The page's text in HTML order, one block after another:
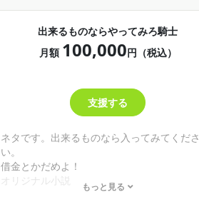
出来るものならやってみろ騎士
月額 100,000円（税込）
支援する
ネタです。出来るものなら入ってみてくださ
い。
借金とかだめよ！
オリジナル小説
オリジナルボイス(2回)
もっと見る